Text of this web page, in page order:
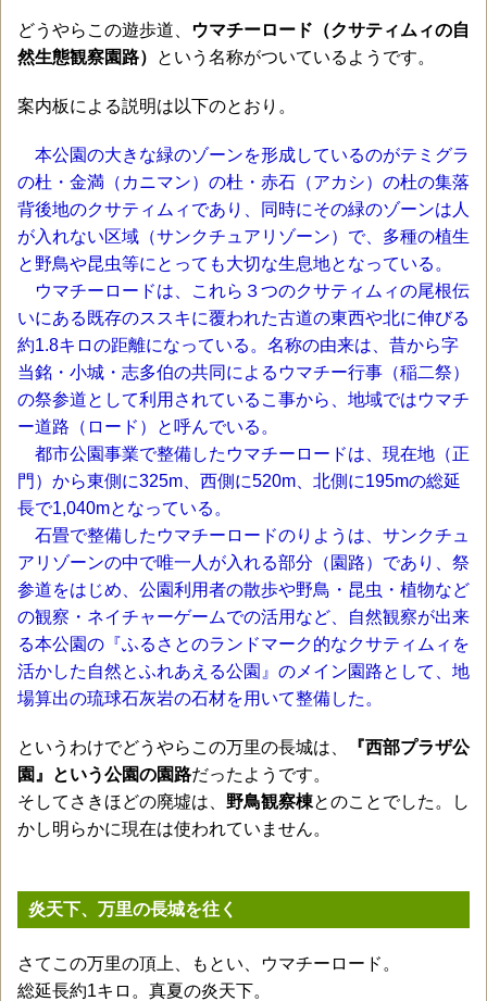
どうやらこの遊歩道、
ウマチーロード（クサティムィの自
然生態観察園路）
という名称がついているようです。
案内板による説明は以下のとおり。
本公園の大きな緑のゾーンを形成しているのがテミグラ
の杜・金満（カニマン）の杜・赤石（アカシ）の杜の集落
背後地のクサティムィであり、同時にその緑のゾーンは人
が入れない区域（サンクチュアリゾーン）で、多種の植生
と野鳥や昆虫等にとっても大切な生息地となっている。
ウマチーロードは、これら３つのクサティムィの尾根伝
いにある既存のススキに覆われた古道の東西や北に伸びる
約1.8キロの距離になっている。名称の由来は、昔から字
当銘・小城・志多伯の共同によるウマチー行事（稲二祭）
の祭参道として利用されているこ事から、地域ではウマチ
ー道路（ロード）と呼んでいる。
都市公園事業で整備したウマチーロードは、現在地（正
門）から東側に325m、西側に520m、北側に195mの総延
長で1,040mとなっている。
石畳で整備したウマチーロードのりようは、サンクチュ
アリゾーンの中で唯一人が入れる部分（園路）であり、祭
参道をはじめ、公園利用者の散歩や野鳥・昆虫・植物など
の観察・ネイチャーゲームでの活用など、自然観察が出来
る本公園の『ふるさとのランドマーク的なクサティムィを
活かした自然とふれあえる公園』のメイン園路として、地
場算出の琉球石灰岩の石材を用いて整備した。
というわけでどうやらこの万里の長城は、
『西部プラザ公
園』という公園の園路だったようです。
そしてさきほどの廃墟は、 野鳥観察棟とのことでした。し
かし明らかに現在は使われていません。
炎天下、万里の長城を往く
さてこの万里の頂上、もとい、ウマチーロード。
総延長約1キロ。真夏の炎天下。